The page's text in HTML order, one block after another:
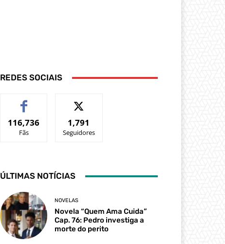
REDES SOCIAIS
116,736
Fãs
1,791
Seguidores
ÚLTIMAS NOTÍCIAS
NOVELAS
Novela “Quem Ama Cuida”
Cap. 76: Pedro investiga a
morte do perito